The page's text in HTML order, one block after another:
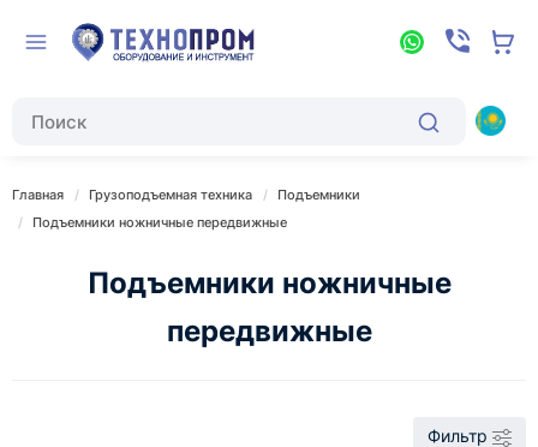
Главная Грузоподъемная техника
Подъемники
Подъемники ножничные передвижные
Подъемники ножничные
передвижные
Фильтр